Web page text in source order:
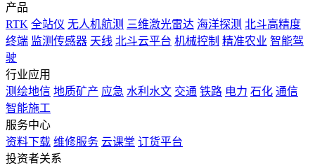
产品
RTK 全站仪 无人机航测 三维激光雷达 海洋探测 北斗高精度
终端 监测传感器 天线 北斗云平台 机械控制 精准农业 智能驾
驶
行业应用
测绘地信 地质矿产 应急 水利水文 交通 铁路 电力 石化 通信
智能施工
服务中心
资料下载 维修服务 云课堂 订货平台
投资者关系